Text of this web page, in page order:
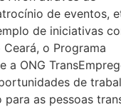
de eventos,
de iniciativas
o Programa
a ONG
de
as pessoas